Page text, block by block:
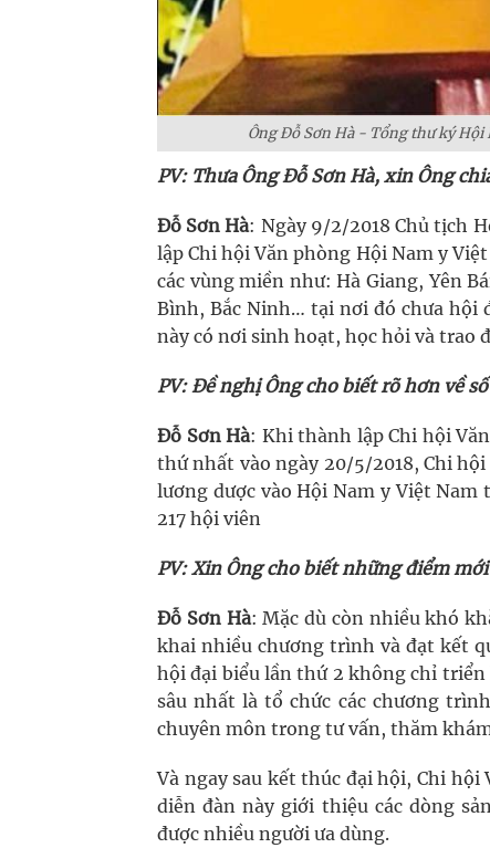
Ông Đỗ Sơn Hà - Tổng thư ký Hội
PV: Thưa Ông Đỗ Sơn Hà, xin Ông
Đỗ Sơn Hà: Ngày 9/2/2018 Chủ tịch
lập Chi hội Văn phòng Hội Nam y
các vùng miền như: Hà Giang, Yên
Bình, Bắc Ninh… tại nơi đó chưa hội
này có nơi sinh hoạt, học hỏi và trao
PV: Đề nghị Ông cho biết rõ hơn về
Đỗ Sơn Hà: Khi thành lập Chi hội
thứ nhất vào ngày 20/5/2018, Chi
lương dược vào Hội Nam y Việt
217 hội viên
PV: Xin Ông cho biết những điểm
Đỗ Sơn Hà: Mặc dù còn nhiều khó
khai nhiều chương trình và đạt kết
hội đại biểu lần thứ 2 không chỉ
sâu nhất là tổ chức các chương
chuyên môn trong tư vấn, thăm
Và ngay sau kết thúc đại hội, Chi
diễn đàn này giới thiệu các dòng
được nhiều người ưa dùng.